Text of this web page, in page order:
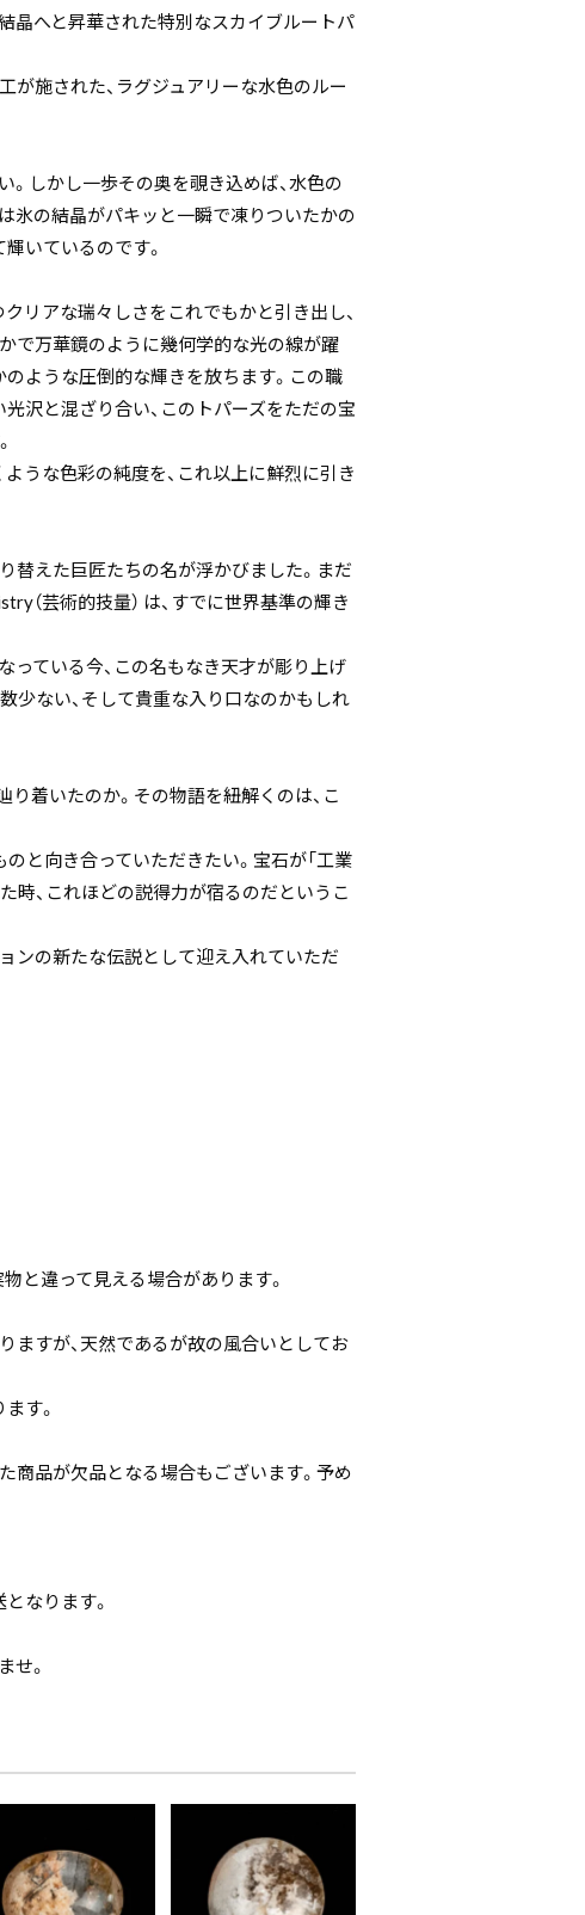
晶へと昇華された特別なスカイブルートパ
が施された、ラグジュアリーな水色のルー
しかし一歩その奥を覗き込めば、水色の
氷の結晶がパキッと一瞬で凍りついたかの
いているのです。
リアな瑞々しさをこれでもかと引き出し、
で万華鏡のように幾何学的な光の線が躍
ような圧倒的な輝きを放ちます。この職
沢と混ざり合い、このトパーズをただの宝
うな色彩の純度を、これ以上に鮮烈に引き
替えた巨匠たちの名が浮かびました。まだ
（芸術的技量） は、すでに世界基準の輝き
ている今、この名もなき天才が彫り上げ
少ない、そして貴重な入り口なのかもしれ
り着いたのか。その物語を紐解くのは、こ
のと向き合っていただきたい。宝石が「工業
時、これほどの説得力が宿るのだというこ
ンの新たな伝説として迎え入れていただ
と違って見える場合があります。
ますが、天然であるが故の風合いとしてお
す。
商品が欠品となる場合もございます。予め
なります。
せ。